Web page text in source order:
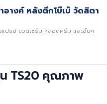
อางค์ หลังตึกโบ๊เบ๊ วัดสิตา
ปรย์ ขวดเซรั่ม หลอดครีม และอื่นๆ
TS20 คุณภาพ